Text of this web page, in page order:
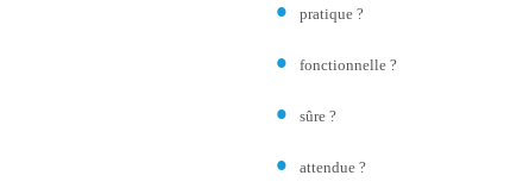
pratique ?
fonctionnelle ?
sûre ?
attendue ?